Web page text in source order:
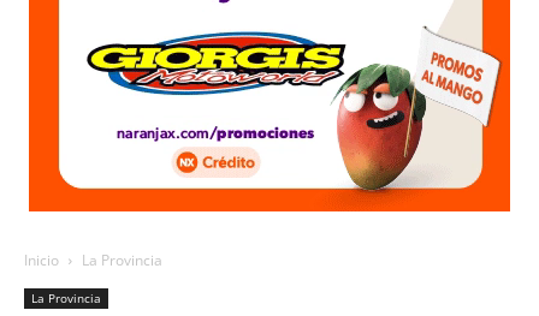
Inicio La Provincia
La Provincia